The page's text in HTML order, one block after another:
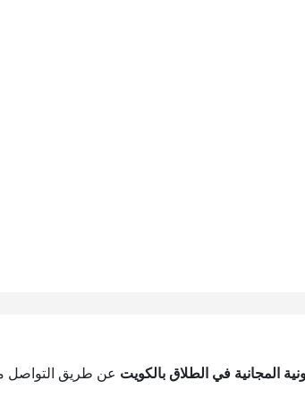
المجانية في الطلاق بالكويت عن طريق التواصل